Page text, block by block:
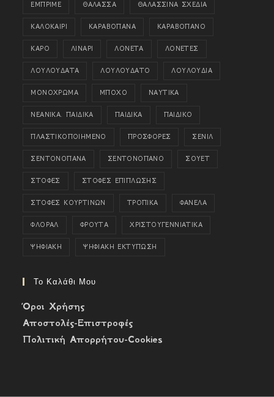
ΕΜΠΡΙΜΕ ΘΑΛΑΣΣΑ ΘΑΛΑΣΣΙΝΑ ΣΧΕΔΙΑ
ΚΑΛΟΚΑΙΡΙ ΚΑΡΑΒΟΠΑΝΑ ΚΑΡΑΒΟΠΑΝΟ
ΚΑΡΟ ΛΙΝΑΡΙ ΛΟΝΕΤΑ ΛΟΝΕΤΕΣ
ΛΟΥΛΟΥΔΑΤΑ ΛΟΥΛΟΥΔΑΤΟ ΛΟΥΛΟΥΔΙΑ
ΜΟΝΟΧΡΩΜΑ ΜΠΟΧΟ ΝΑΥΤΙΚΑ
ΝΕΑΝΙΚΑ. ΠΑΙΔΙΚΑ ΠΑΙΔΙΚΑ ΠΑΙΔΙΚΟ
ΠΛΑΣΤΙΚΟΠΟΙΗΜΕΝΟ ΠΡΟΣΦΟΡΕΣ ΣΕΝΙΛ
ΣΕΝΤΟΝΟΠΑΝΑ ΣΕΝΤΟΝΟΠΑΝΟ ΣΟΥΕΤ
ΣΤΟΦΕΣ ΣΤΟΦΕΣ ΕΠΙΠΛΩΣΗΣ
ΣΤΟΦΕΣ ΚΟΥΡΤΙΝΩΝ ΤΡΟΠΙΚΑ ΦΑΝΕΛΑ
ΦΛΟΡΑΛ ΦΡΟΥΤΑ ΧΡΙΣΤΟΥΓΕΝΝΙΑΤΙΚΑ
ΨΗΦΙΑΚΗ ΨΗΦΙΑΚΗ ΕΚΤΥΠΩΣΗ
Το Καλάθι Μου
Όροι Χρήσης
Αποστολές-Επιστροφές
Πολιτική Απορρήτου-Cookies